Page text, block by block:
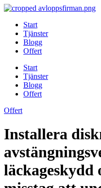
Skip
contentStart
Tjänster
Blogg
Offert
Start
Tjänster
Blogg
Offert
Offert
Installera
läckageskydd